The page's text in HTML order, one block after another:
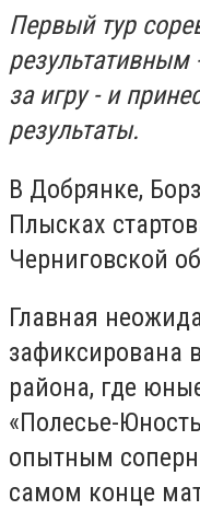
Первый тур
результативным
за игру - и
результаты.
В Добрянке,
Плысках
Черниговской
Главная
зафиксирована
района, где
«Полесье-
опытным
самом конце